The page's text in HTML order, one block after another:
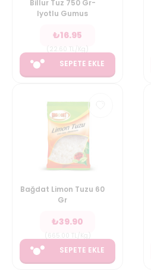
Billur Tuz 750 Gr-
Iyotlu Gumus
₺16.95
SEPETE EKLE
Bağdat Limon Tuzu 60
Gr
₺39.90
SEPETE EKLE